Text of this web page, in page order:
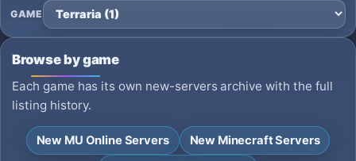
GAME
Browse by game
Each game has its own new-servers archive with the full
listing history.
New MU Online Servers
New Minecraft Servers